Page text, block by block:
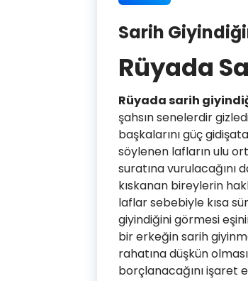
Sarih
Rüyada
Rüyada sarih
şahsın senelerdir
başkalarını güç
söylenen lafların ulu
suratına vurulacağını
kıskanan bireylerin
laflar sebebiyle kısa
giyindiğini görmesi
bir erkeğin sarih
rahatına düşkün
borçlanacağını işaret